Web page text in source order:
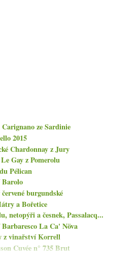
ze Sardinie
2015
Chardonnay z Jury
Gay z Pomerolu
Pélican
burgundské
a Bořetice
netopýři a česnek, Passalacq...
La Ca' Növa
z vinařství Korrell
Cuvée n° 735 Brut
moc brzy